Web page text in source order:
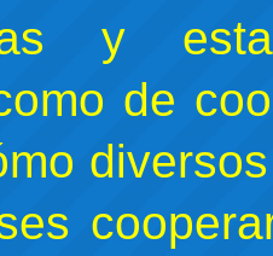
y
de